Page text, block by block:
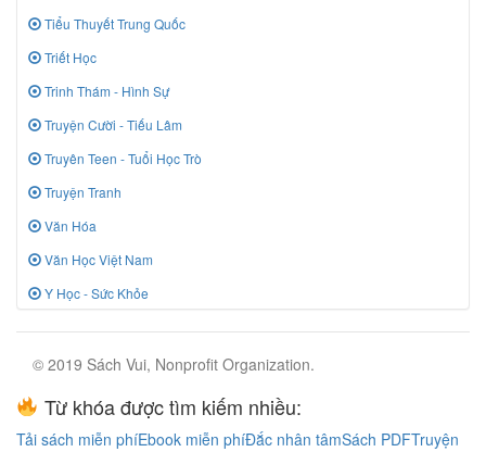
Tiểu Thuyết Trung Quốc
Triết Học
Trinh Thám - Hình Sự
Truyện Cười - Tiếu Lâm
Truyên Teen - Tuổi Học Trò
Truyện Tranh
Văn Hóa
Văn Học Việt Nam
Y Học - Sức Khỏe
© 2019 Sách Vui, Nonprofit Organization.
Từ khóa được tìm kiếm nhiều:
Tải sách miễn phíEbook miễn phíĐắc nhân tâmSách PDFTruyện